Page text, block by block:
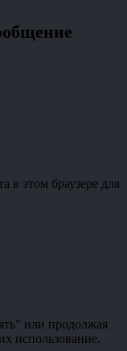
в этом браузере для
или продолжая
использование.